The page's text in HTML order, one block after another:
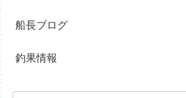
船長ブログ
釣果情報